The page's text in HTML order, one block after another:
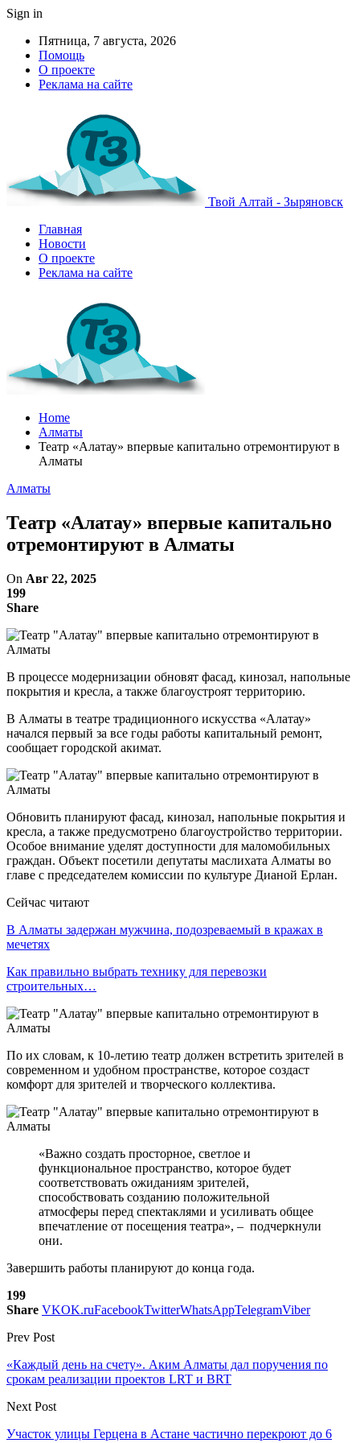
Sign in
Пятница, 7 августа, 2026
Помощь
О проекте
Реклама на сайте
Твой Алтай - Зыряновск
Главная
Новости
О проекте
Реклама на сайте
Home
Алматы
Театр «Алатау» впервые капитально отремонтируют в
Алматы
Алматы
Театр «Алатау» впервые капитально
отремонтируют в Алматы
On Авг 22, 2025
199
Share
В процессе модернизации обновят фасад, кинозал, напольные
покрытия и кресла, а также благоустроят территорию.
В Алматы в театре традиционного искусства «Алатау»
начался первый за все годы работы капитальный ремонт,
сообщает городской акимат.
Обновить планируют фасад, кинозал, напольные покрытия и
кресла, а также предусмотрено благоустройство территории.
Особое внимание уделят доступности для маломобильных
граждан. Объект посетили депутаты маслихата Алматы во
главе с председателем комиссии по культуре Дианой Ерлан.
Сейчас читают
В Алматы задержан мужчина, подозреваемый в кражах в
мечетях
Как правильно выбрать технику для перевозки
строительных…
По их словам, к 10-летию театр должен встретить зрителей в
современном и удобном пространстве, которое создаст
комфорт для зрителей и творческого коллектива.
«Важно создать просторное, светлое и
функциональное пространство, которое будет
соответствовать ожиданиям зрителей,
способствовать созданию положительной
атмосферы перед спектаклями и усиливать общее
впечатление от посещения театра», – подчеркнули
они.
Завершить работы планируют до конца года.
199
Share VKOK.ruFacebookTwitterWhatsAppTelegramViber
Prev Post
«Каждый день на счету». Аким Алматы дал поручения по
срокам реализации проектов LRT и BRT
Next Post
Участок улицы Герцена в Астане частично перекроют до 6